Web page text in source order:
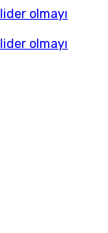
olmayı
olmayı